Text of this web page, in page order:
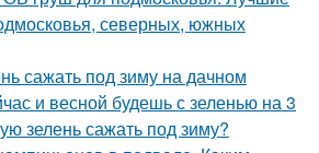
северных, южных
сажать под зиму на дачном
и весной будешь с зеленью на 3
зелень сажать под зиму?